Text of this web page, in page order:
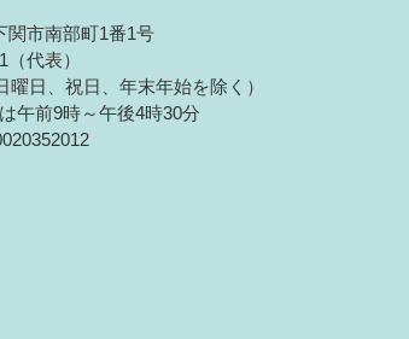
市南部町1番1号
代表）
日、祝日、年末年始を除く）
午前9時～午後4時30分